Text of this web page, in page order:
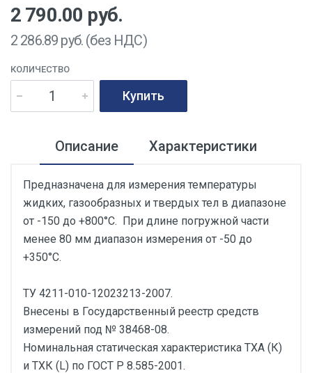
2 790.00 руб.
2 286.89 руб. (без НДС)
КОЛИЧЕСТВО
Купить
Описание Характеристики
Предназначена для измерения температуры
жидких, газообразных и твердых тел в диапазоне
от -150 до +800°С. При длине погружной части
менее 80 мм диапазон измерения от -50 до
+350°С.
ТУ 4211-010-12023213-2007.
Внесены в Государственный реестр средств
измерений под № 38468-08.
Номинальная статическая характеристика ТХА (К)
и ТХК (L) по ГОСТ Р 8.585-2001.